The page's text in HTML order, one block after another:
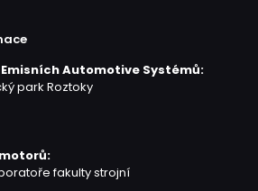
Automotive Systémů:
park Roztoky
fakulty strojní